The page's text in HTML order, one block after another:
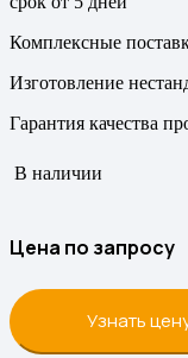
Комплексные
Изготовление
Гарантия качества
В наличии
Цена по запросу
Узнать